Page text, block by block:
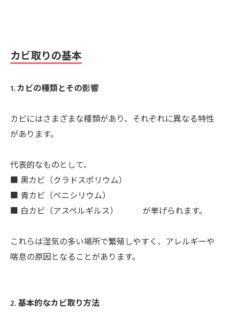
カビ取りの基本
1. カビの種類とその影響
カビにはさまざまな種類があり、それぞれに異なる特性
があります。
代表的なものとして、
■ 黒カビ（クラドスポリウム）
■ 青カビ（ペニシリウム）
■ 白カビ（アスペルギルス） が挙げられます。
これらは湿気の多い場所で繁殖しやすく、アレルギーや
喘息の原因となることがあります。
2. 基本的なカビ取り方法